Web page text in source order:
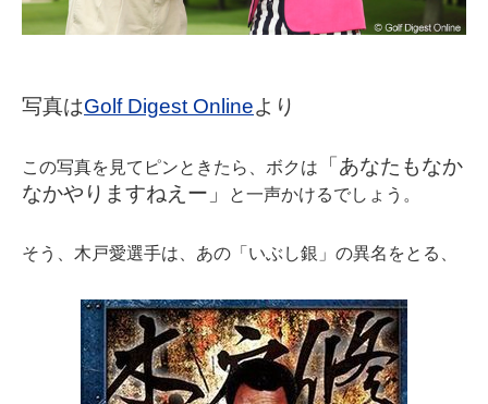
写真はGolf Digest Onlineより
この写真を見てピンときたら、ボクは
「あなたもなか
なかやりますねえー」
と一声かけるでしょう。
そう、木戸愛選手は、あの「いぶし銀」の異名をとる、